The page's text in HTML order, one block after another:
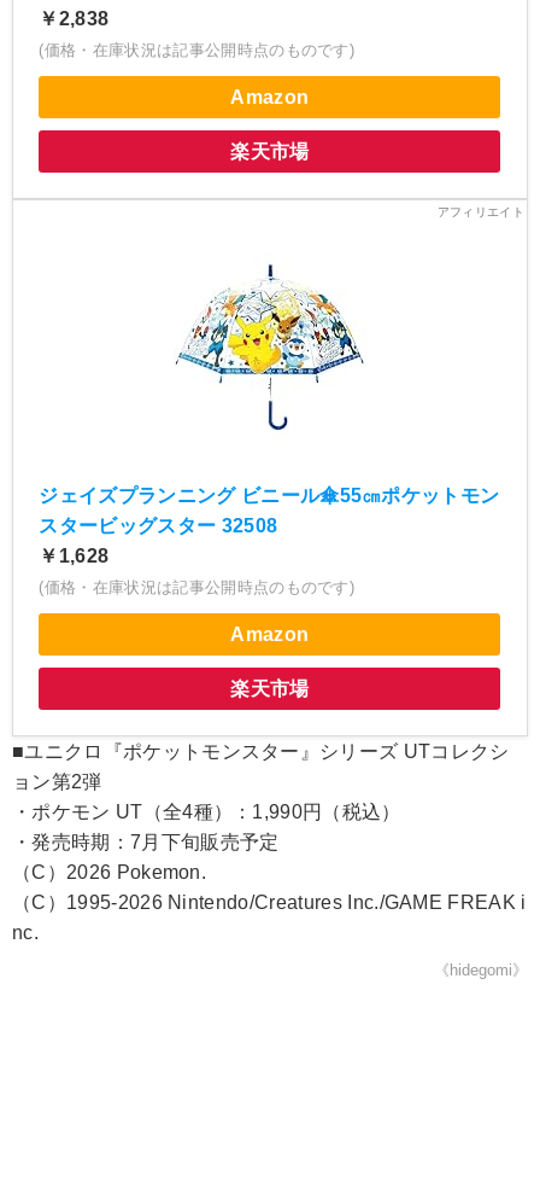
￥2,838
(価格・在庫状況は記事公開時点のものです)
Amazon
楽天市場
ジェイズプランニング ビニール傘55㎝ポケットモン
スタービッグスター 32508
￥1,628
(価格・在庫状況は記事公開時点のものです)
Amazon
楽天市場
■ユニクロ『ポケットモンスター』シリーズ UTコレクシ
ョン第2弾
・ポケモン UT（全4種）：1,990円（税込）
・発売時期：7月下旬販売予定
（C）2026 Pokemon.
（C）1995-2026 Nintendo/Creatures Inc./GAME FREAK i
nc.
《hidegomi》